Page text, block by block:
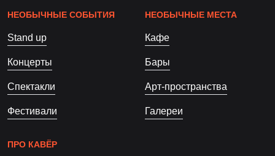
НЕОБЫЧНЫЕ СОБЫТИЯ
Stand up
Концерты
Спектакли
Фестивали
НЕОБЫЧНЫЕ МЕСТА
Кафе
Бары
Арт-пространства
Галереи
ПРО КАВЁР